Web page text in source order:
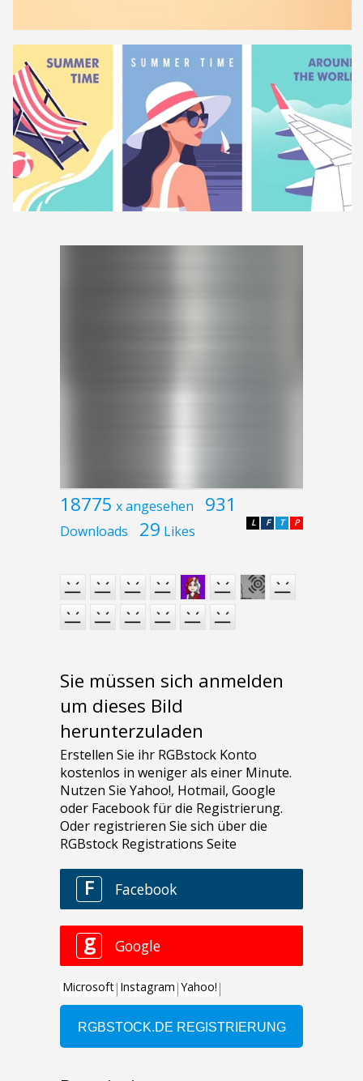
18775 x angesehen 931
Downloads 29 Likes P
T
F
L
Sie müssen sich anmelden
um dieses Bild
herunterzuladen